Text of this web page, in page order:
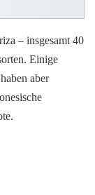
– insgesamt 40
Einige
aber